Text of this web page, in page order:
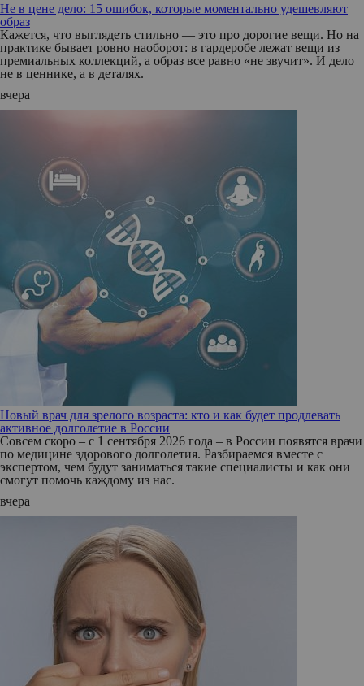
Не в цене дело: 15 ошибок, которые моментально удешевляют
образ
Кажется, что выглядеть стильно — это про дорогие вещи. Но на
практике бывает ровно наоборот: в гардеробе лежат вещи из
премиальных коллекций, а образ все равно «не звучит». И дело
не в ценнике, а в деталях.
вчера
Новый врач для зрелого возраста: кто и как будет продлевать
активное долголетие в России
Совсем скоро – с 1 сентября 2026 года – в России появятся врачи
по медицине здорового долголетия. Разбираемся вместе с
экспертом, чем будут заниматься такие специалисты и как они
смогут помочь каждому из нас.
вчера